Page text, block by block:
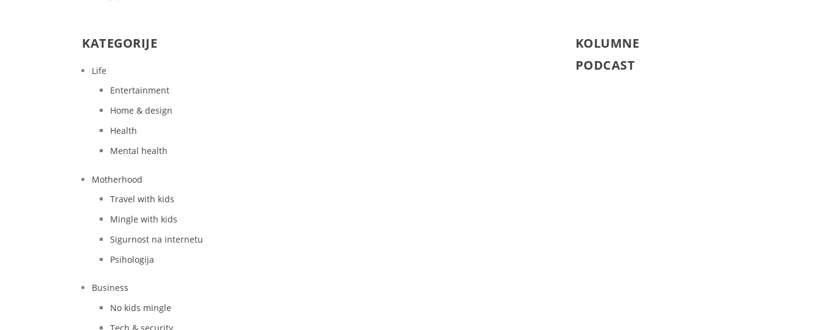
KATEGORIJE
Life
Entertainment
Home & design
Health
Mental health
Motherhood
Travel with kids
Mingle with kids
Sigurnost na internetu
Psihologija
Business
No kids mingle
KOLUMNE
PODCAST